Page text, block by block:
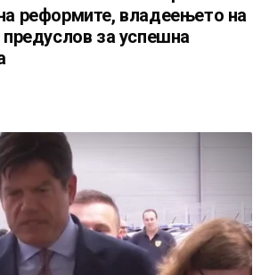
реформите, владеењето на
за успешна